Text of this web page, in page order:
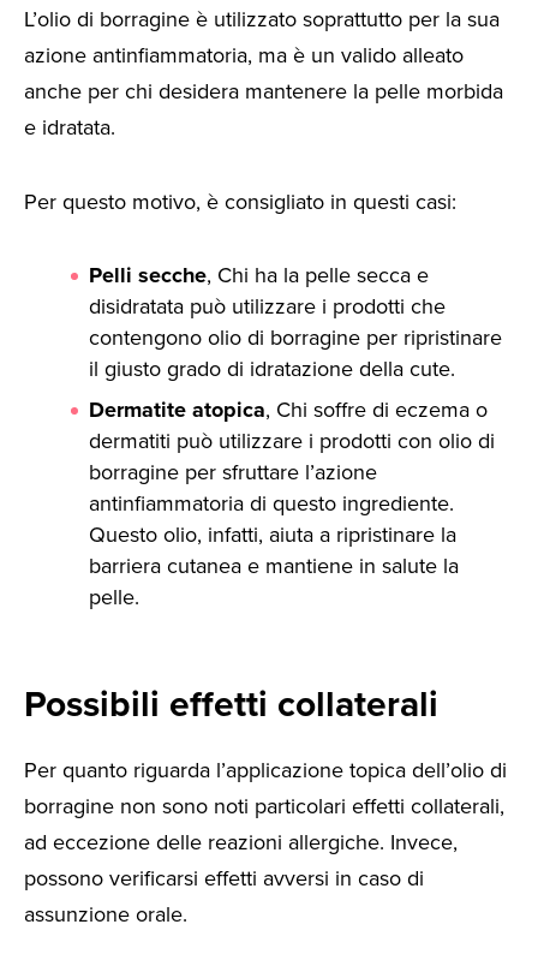
L’olio di borragine è utilizzato soprattutto per la sua
azione antinfiammatoria, ma è un valido alleato
anche per chi desidera mantenere la pelle morbida
e idratata.
Per questo motivo, è consigliato in questi casi:
Pelli secche, Chi ha la pelle secca e
disidratata può utilizzare i prodotti che
contengono olio di borragine per ripristinare
il giusto grado di idratazione della cute.
Dermatite atopica, Chi soffre di eczema o
dermatiti può utilizzare i prodotti con olio di
borragine per sfruttare l’azione
antinfiammatoria di questo ingrediente.
Questo olio, infatti, aiuta a ripristinare la
barriera cutanea e mantiene in salute la
pelle.
Possibili effetti collaterali
Per quanto riguarda l’applicazione topica dell’olio di
borragine non sono noti particolari effetti collaterali,
ad eccezione delle reazioni allergiche. Invece,
possono verificarsi effetti avversi in caso di
assunzione orale.